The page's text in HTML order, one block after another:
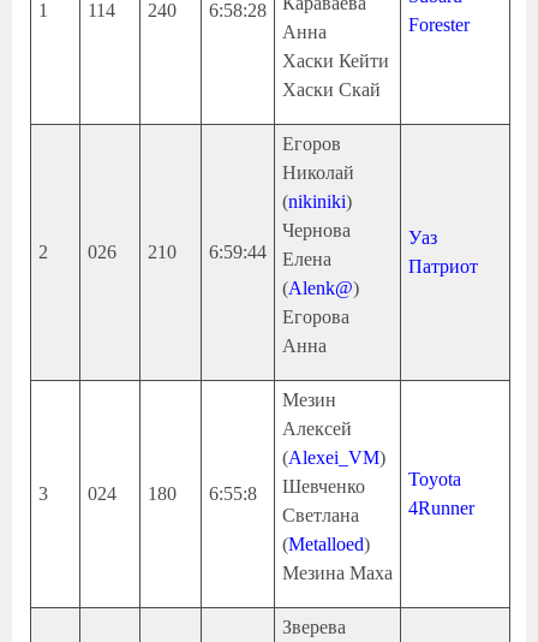
1 114 240 6:58:28
Анна
Хаски Кейти
Хаски Скай
Forester
2 026 210 6:59:44
Егоров
Николай
(nikiniki)
Чернова
Елена
(Alenk@)
Егорова
Анна
Уаз
Патриот
3 024 180 6:55:8
Мезин
Алексей
(Alexei_VM)
Шевченко
Светлана
(Metalloed)
Мезина Маха
Toyota
4Runner
Зверева